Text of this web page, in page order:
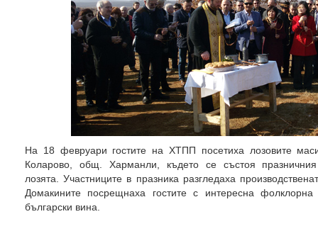
На 18 февруари гостите на ХТПП посетиха лозовите
Коларово, общ. Харманли, където се състоя
лозята. Участниците в празника разгледаха
Домакините посрещнаха гостите с интересна
български вина.